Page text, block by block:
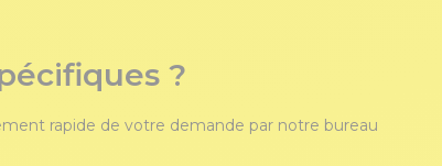
?
rapide de votre demande par notre bureau